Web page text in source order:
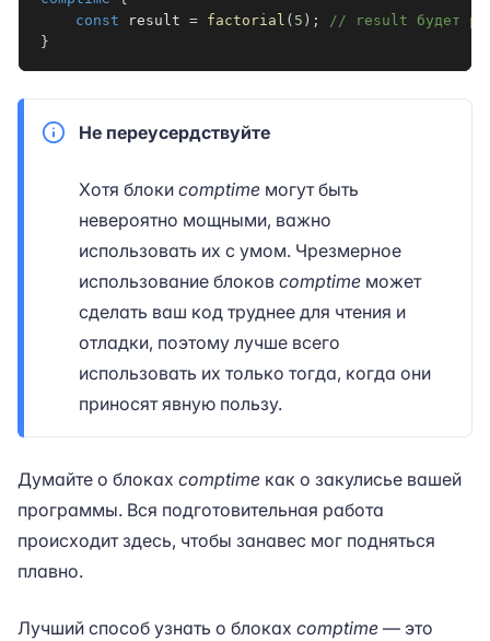
const result = factorial ( 5 ) ;
// result будет
}
Не переусердствуйте
Хотя блоки comptime могут быть
невероятно мощными, важно
использовать их с умом. Чрезмерное
использование блоков comptime может
сделать ваш код труднее для чтения и
отладки, поэтому лучше всего
использовать их только тогда, когда они
приносят явную пользу.
Думайте о блоках comptime как о закулисье вашей
программы. Вся подготовительная работа
происходит здесь, чтобы занавес мог подняться
плавно.
Лучший способ узнать о блоках comptime — это